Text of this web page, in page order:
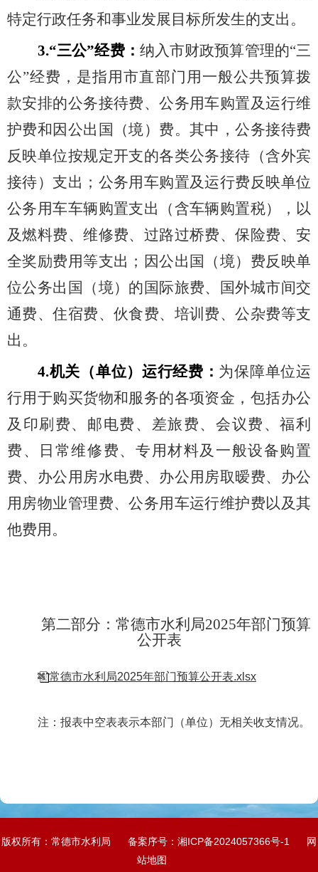
特定行政任务和事业发展目标所发生的支出。
3.“三公”经费： 纳入市财政预算管理的“三
公”经费，是指用市直部门用一般公共预算拨
款安排的公务接待费、公务用车购置及运行维
护费和因公出国（境）费。其中，公务接待费
反映单位按规定开支的各类公务接待（含外宾
接待）支出；公务用车购置及运行费反映单位
公务用车车辆购置支出（含车辆购置税），以
及燃料费、维修费、过路过桥费、保险费、安
全奖励费用等支出；因公出国（境）费反映单
位公务出国（境）的国际旅费、国外城市间交
通费、住宿费、伙食费、培训费、公杂费等支
出。
4.机关（单位）运行经费： 为保障单位运
行用于购买货物和服务的各项资金，包括办公
及印刷费、邮电费、差旅费、会议费、福利
费、日常维修费、专用材料及一般设备购置
费、办公用房水电费、办公用房取暧费、办公
用房物业管理费、公务用车运行维护费以及其
他费用。
第二部分： 常德市水利局2025年部门预算
公开表
常德市水利局2025年部门预算公开表.xlsx
注：报表中空表表示本部门（单位）无相关收支情况。
版权所有：常德市水利局 备案序号： 湘ICP备2024057366号-1
网
站地图